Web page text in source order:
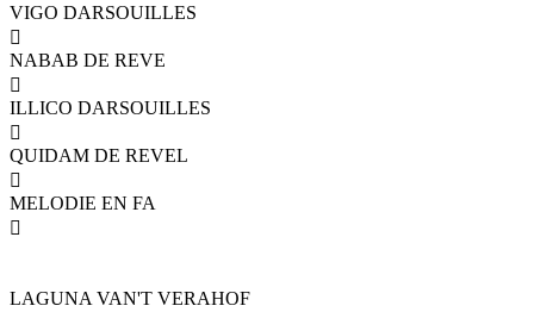
VIGO DARSOUILLES

NABAB DE REVE

ILLICO DARSOUILLES

QUIDAM DE REVEL

MELODIE EN FA

LAGUNA VAN'T VERAHOF